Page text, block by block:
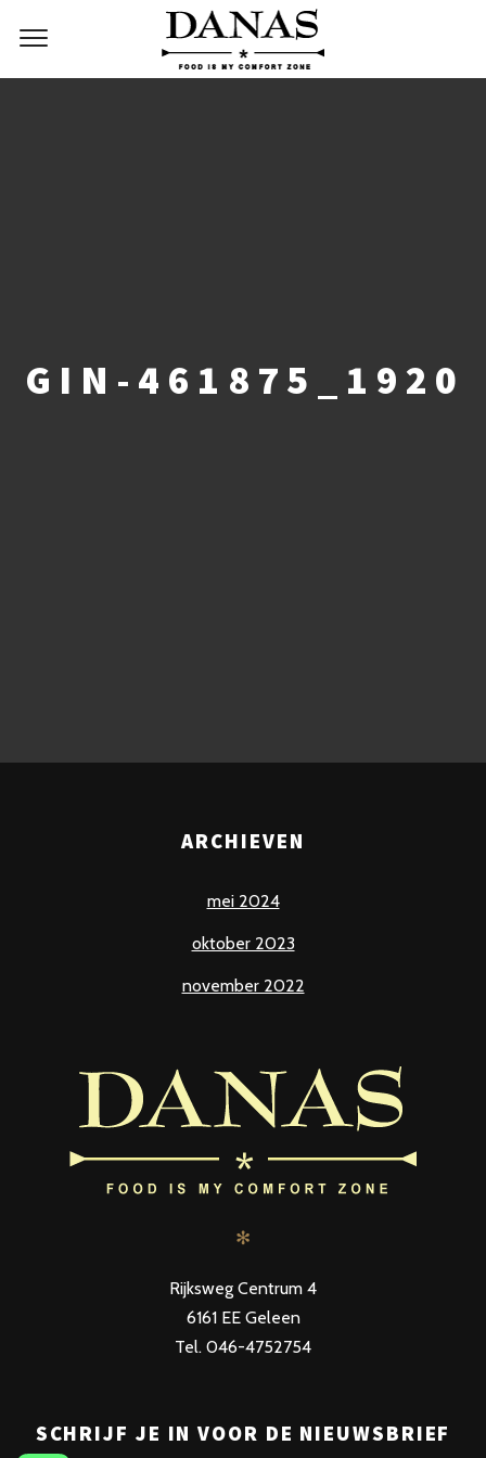
GIN-461875_1920
ARCHIEVEN
mei 2024
oktober 2023
november 2022
✻
Rijksweg Centrum 4
6161 EE Geleen
Tel. 046-4752754
SCHRIJF JE IN VOOR DE NIEUWSBRIEF